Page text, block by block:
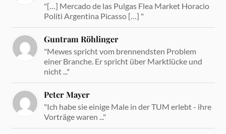
"[…] Mercado de las Pulgas Flea Market Horacio
Politi Argentina Picasso […] "
Guntram Röhlinger
"Mewes spricht vom brennendsten Problem
einer Branche. Er spricht über Marktlücke und
nicht ..."
Peter Mayer
"Ich habe sie einige Male in der TUM erlebt - ihre
Vorträge waren ..."